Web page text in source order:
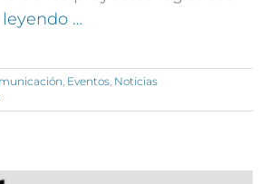
…
, Eventos, Noticias